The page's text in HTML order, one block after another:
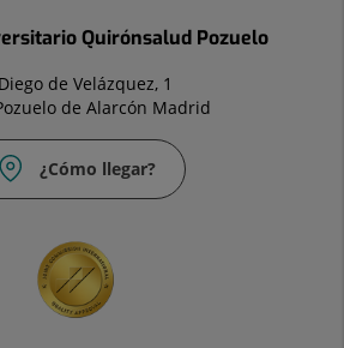
Quirónsalud Pozuelo
de Velázquez, 1
de Alarcón Madrid
¿Cómo llegar?